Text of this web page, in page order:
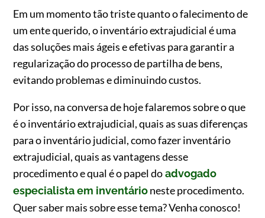
Em um momento tão triste quanto o falecimento de
um ente querido, o inventário extrajudicial é uma
das soluções mais ágeis e efetivas para garantir a
regularização do processo de partilha de bens,
evitando problemas e diminuindo custos.
Por isso, na conversa de hoje falaremos sobre o que
é o inventário extrajudicial, quais as suas diferenças
para o inventário judicial, como fazer inventário
extrajudicial, quais as vantagens desse
procedimento e qual é o papel doadvogado
especialista em inventárioneste procedimento.
Quer saber mais sobre esse tema? Venha conosco!